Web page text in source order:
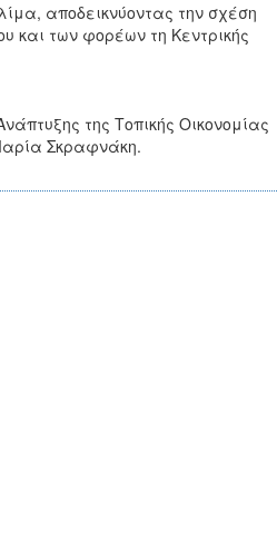
αποδεικνύοντας την σχέση
και των φορέων τη Κεντρικής
της Τοπικής Οικονομίας
Σκραφνάκη.